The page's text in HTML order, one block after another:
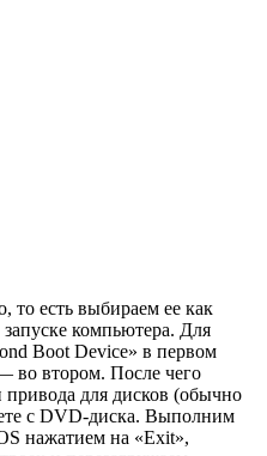
то есть выбираем ее как
компьютера. Для
Boot Device» в первом
во втором. После чего
для дисков (обычно
с DVD-диска. Выполним
нажатием на «Exit»,